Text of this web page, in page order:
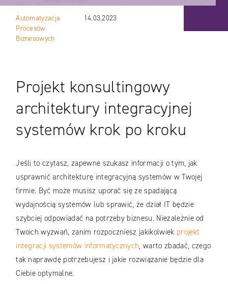
Automatyzacja
Procesów
Biznesowych
14.03.2023
Projekt konsultingowy
architektury integracyjnej
systemów krok po kroku
Jeśli to czytasz, zapewne szukasz informacji o tym, jak
usprawnić architekturę integracyjną systemów w Twojej
firmie. Być może musisz uporać się ze spadającą
wydajnością systemów lub sprawić, że dział IT będzie
szybciej odpowiadać na potrzeby biznesu. Niezależnie od
Twoich wyzwań, zanim rozpoczniesz jakikolwiek projekt
integracji systemów informatycznych, warto zbadać, czego
tak naprawdę potrzebujesz i jakie rozwiązanie będzie dla
Ciebie optymalne.